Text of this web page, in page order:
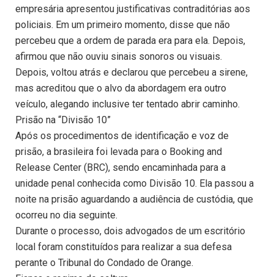
empresária apresentou justificativas contraditórias aos
policiais. Em um primeiro momento, disse que não
percebeu que a ordem de parada era para ela. Depois,
afirmou que não ouviu sinais sonoros ou visuais.
Depois, voltou atrás e declarou que percebeu a sirene,
mas acreditou que o alvo da abordagem era outro
veículo, alegando inclusive ter tentado abrir caminho.
Prisão na “Divisão 10”
Após os procedimentos de identificação e voz de
prisão, a brasileira foi levada para o Booking and
Release Center (BRC), sendo encaminhada para a
unidade penal conhecida como Divisão 10. Ela passou a
noite na prisão aguardando a audiência de custódia, que
ocorreu no dia seguinte.
Durante o processo, dois advogados de um escritório
local foram constituídos para realizar a sua defesa
perante o Tribunal do Condado de Orange.